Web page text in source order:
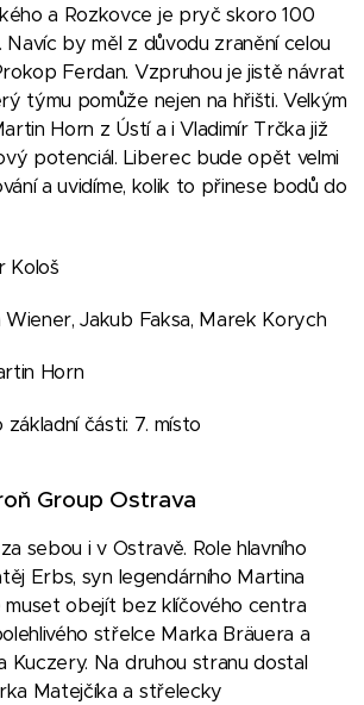
a Rozkovce je pryč skoro 100
by měl z důvodu zranění celou
Ferdan. Vzpruhou je jistě návrat
týmu pomůže nejen na hřišti. Velkým
Horn z Ústí a i Vladimír Trčka již
potenciál. Liberec bude opět velmi
a uvidíme, kolik to přinese bodů do
Kološ
Jakub Faksa, Marek Korych
Horn
části: 7. místo
Group Ostrava
sebou i v Ostravě. Role hlavního
Erbs, syn legendárního Martina
muset obejít bez klíčového centra
střelce Marka Bräuera a
Kuczery. Na druhou stranu dostal
Matejčíka a střelecky